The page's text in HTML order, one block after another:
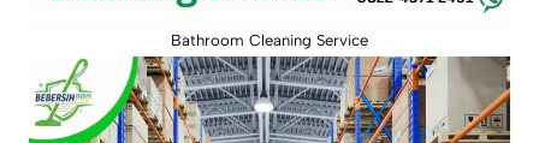
Bathroom Cleaning Service